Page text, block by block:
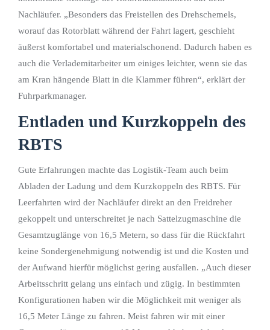
Nachläufer. „Besonders das Freistellen des Drehschemels,
worauf das Rotorblatt während der Fahrt lagert, geschieht
äußerst komfortabel und materialschonend. Dadurch haben es
auch die Verlademitarbeiter um einiges leichter, wenn sie das
am Kran hängende Blatt in die Klammer führen“, erklärt der
Fuhrparkmanager.
Entladen und Kurzkoppeln des
RBTS
Gute Erfahrungen machte das Logistik-Team auch beim
Abladen der Ladung und dem Kurzkoppeln des RBTS. Für
Leerfahrten wird der Nachläufer direkt an den Freidreher
gekoppelt und unterschreitet je nach Sattelzugmaschine die
Gesamtzuglänge von 16,5 Metern, so dass für die Rückfahrt
keine Sondergenehmigung notwendig ist und die Kosten und
der Aufwand hierfür möglichst gering ausfallen. „Auch dieser
Arbeitsschritt gelang uns einfach und zügig. In bestimmten
Konfigurationen haben wir die Möglichkeit mit weniger als
16,5 Meter Länge zu fahren. Meist fahren wir mit einer